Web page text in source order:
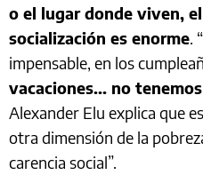
o el lugar donde viven,
socialización es enorme.
impensable, en los
vacaciones... no
Alexander Elu explica que
otra dimensión de la
carencia social”.